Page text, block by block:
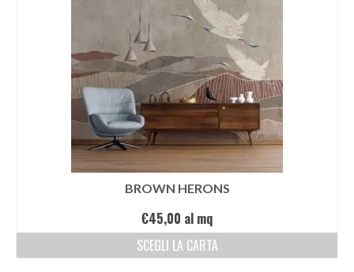
BROWN HERONS
€45,00 al mq
SCEGLI LA CARTA